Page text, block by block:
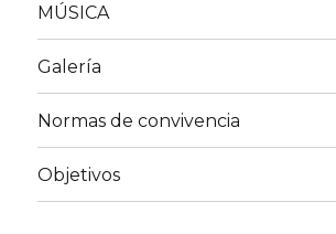
MÚSICA
Galería
Normas de convivencia
Objetivos